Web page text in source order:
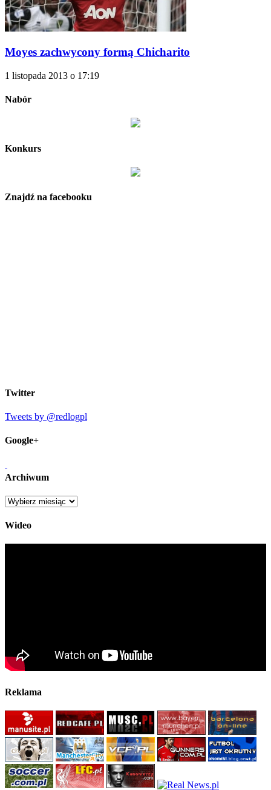
Moyes zachwycony formą Chicharito
1 listopada 2013 o 17:19
Nabór
Konkurs
Znajdź na facebooku
Twitter
Tweets by @redlogpl
Google+
Archiwum
Archiwum
Wideo
Reklama